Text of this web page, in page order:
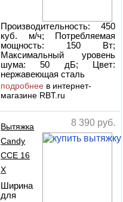
Производительность: 450
куб. м/ч; Потребляемая
мощность: 150 Вт;
Максимальный уровень
шума: 50 дБ; Цвет:
нержавеющая сталь
подробнее в интернет-
магазине RBT.ru
8 390 руб.
Вытяжка
Candy
CCE 16
X
Ширина
для